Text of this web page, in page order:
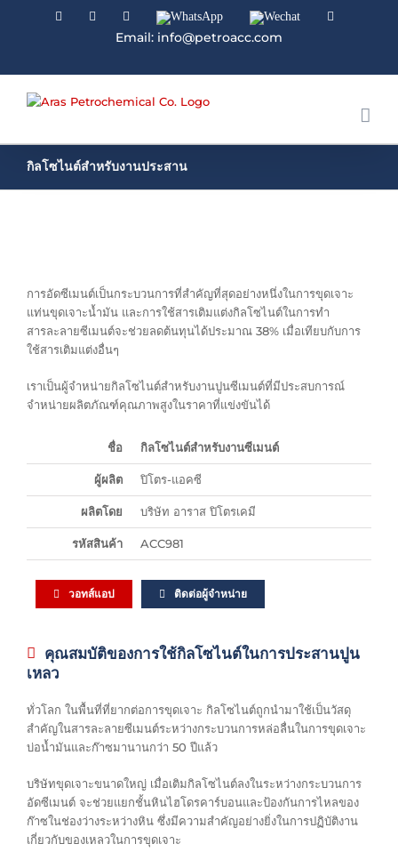
FacebookLinkedinInstagramWhatsApp Wechat
Email: info@petroacc.com
กิลโซไนต์สำหรับงานประสาน
การอัดซีเมนต์เป็นกระบวนการที่สำคัญที่สุดอย่างหนึ่งในการขุดเจาะ
แท่นขุดเจาะน้ำมัน และการใช้สารเติมแต่งกิลโซไนต์ในการทำ
สารละลายซีเมนต์จะช่วยลดต้นทุนได้ประมาณ 38% เมื่อเทียบกับการ
ใช้สารเติมแต่งอื่นๆ
เราเป็นผู้จำหน่ายกิลโซไนต์สำหรับงานปูนซีเมนต์ที่มีประสบการณ์
จำหน่ายผลิตภัณฑ์คุณภาพสูงในราคาที่แข่งขันได้
ชื่อ กิลโซไนต์สำหรับงานซีเมนต์
ผู้ผลิต ปิโตร-แอคซี
ผลิตโดย บริษัท อาราส ปิโตรเคมี
รหัสสินค้า ACC981
วอทส์แอป ติดต่อผู้จำหน่าย
คุณสมบัติของการใช้กิลโซไนต์ในการประสานปูน
เหลว
ทั่วโลก ในพื้นที่ที่ยากต่อการขุดเจาะ กิลโซไนต์ถูกนำมาใช้เป็นวัสดุ
สำคัญในสารละลายซีเมนต์ระหว่างกระบวนการหล่อลื่นในการขุดเจาะ
บ่อน้ำมันและก๊าซมานานกว่า 50 ปีแล้ว
บริษัทขุดเจาะขนาดใหญ่ เมื่อเติมกิลโซไนต์ลงในระหว่างกระบวนการ
อัดซีเมนต์ จะช่วยแยกชั้นหินไฮโดรคาร์บอนและป้องกันการไหลของ
ก๊าซในช่องว่างระหว่างหิน ซึ่งมีความสำคัญอย่างยิ่งในการปฏิบัติงาน
เกี่ยวกับของเหลวในการขุดเจาะ